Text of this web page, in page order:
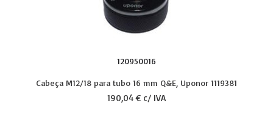
120950016
Cabeça M12/18 para tubo 16 mm Q&E, Uponor 1119381
190,04 € c/ IVA